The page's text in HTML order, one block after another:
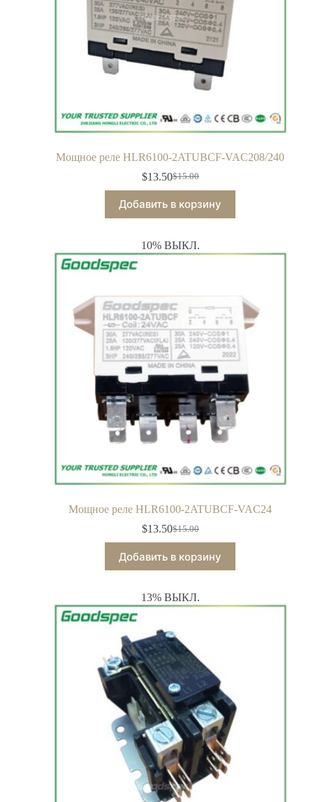
Мощное реле HLR6100-2ATUBCF-VAC208/240
$15.00
$13.50
Добавить в корзину
10% ВЫКЛ.
Мощное реле HLR6100-2ATUBCF-VAC24
$15.00
$13.50
Добавить в корзину
13% ВЫКЛ.